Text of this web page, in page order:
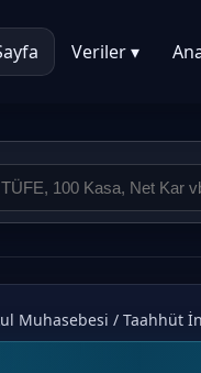
Veriler ▾
Muhasebesi / Taahhüt